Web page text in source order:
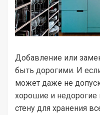
Добавление или
быть дорогими. И
может даже не
хорошие и
стену для хранения